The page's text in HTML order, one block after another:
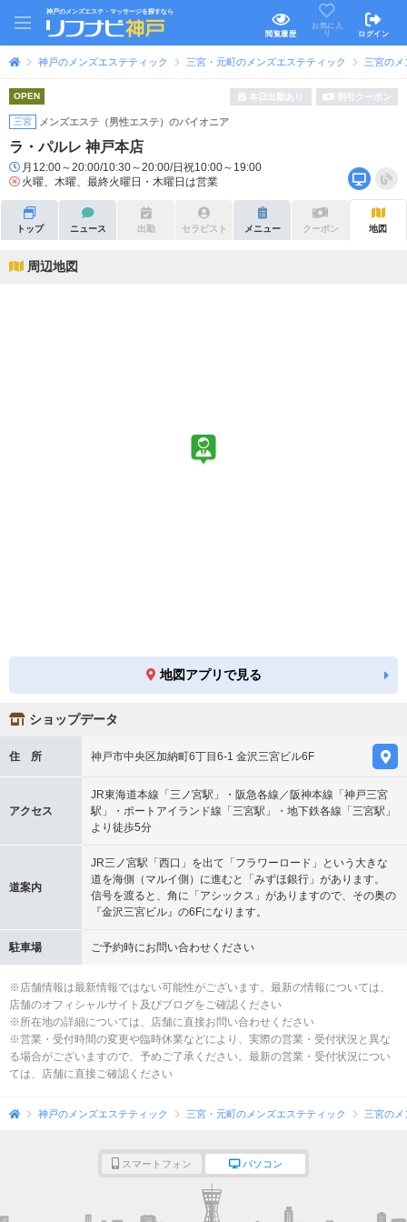
神戸のメンズエステ・マッサージを探すなら
閲覧履歴
お気に入
り
ログイン
神戸のメンズエステティック 三宮・元町のメンズエステティック 三宮の
OPEN 本日出勤あり 割引クーポン
三宮 メンズエステ（男性エステ）のパイオニア
ラ・パルレ 神戸本店
月12:00～20:00/10:30～20:00/日祝10:00～19:00
火曜、木曜、最終火曜日・木曜日は営業
トップ ニュース 出勤 セラピスト メニュー クーポン 地図
周辺地図
地図アプリで見る
ショップデータ
住 所 神戸市中央区加納町6丁目6-1 金沢三宮ビル6F
アクセス
JR東海道本線「三ノ宮駅」・阪急各線／阪神本線「神戸三宮
駅」・ポートアイランド線「三宮駅」・地下鉄各線「三宮駅」
より徒歩5分
道案内
JR三ノ宮駅「西口」を出て「フラワーロード」という大きな
道を海側（マルイ側）に進むと「みずほ銀行」があります。
信号を渡ると、角に「アシックス」がありますので、その奥の
『金沢三宮ビル』の6Fになります。
駐車場 ご予約時にお問い合わせください
※店舗情報は最新情報ではない可能性がございます。最新の情報については、
店舗のオフィシャルサイト及びブログをご確認ください
※所在地の詳細については、店舗に直接お問い合わせください
※営業・受付時間の変更や臨時休業などにより、実際の営業・受付状況と異な
る場合がございますので、予めご了承ください。最新の営業・受付状況につい
ては、店舗に直接ご確認ください
神戸のメンズエステティック 三宮・元町のメンズエステティック 三宮の
スマートフォン パソコン